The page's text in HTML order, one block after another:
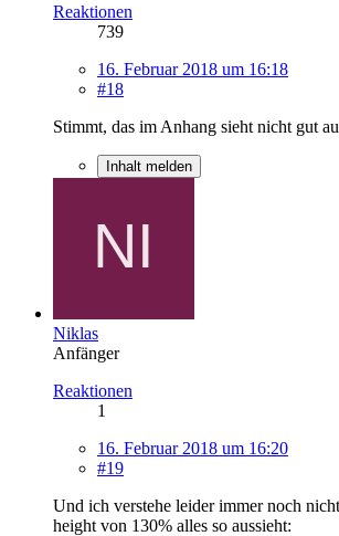
Reaktionen
739
16. Februar 2018 um 16:18
#18
Stimmt, das im Anhang sieht nicht gut
Inhalt melden
Niklas
Anfänger
Reaktionen
1
16. Februar 2018 um 16:20
#19
Und ich verstehe leider immer noch
height von 130% alles so aussieht: